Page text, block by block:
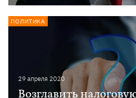
29 апреля 2020
Возглавить
ПОЛИТИКА